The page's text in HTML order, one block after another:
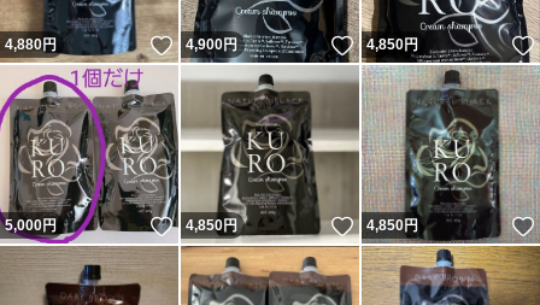
4,880円 いいね！
4,900円 いいね！
4,850円
5,000円 いいね！
4,850円 いいね！
4,850円